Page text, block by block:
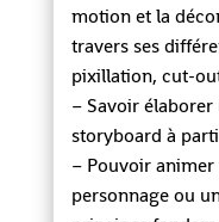
motion et la
travers ses
pixillation, cut-
– Savoir
storyboard à
– Pouvoir
personnage ou